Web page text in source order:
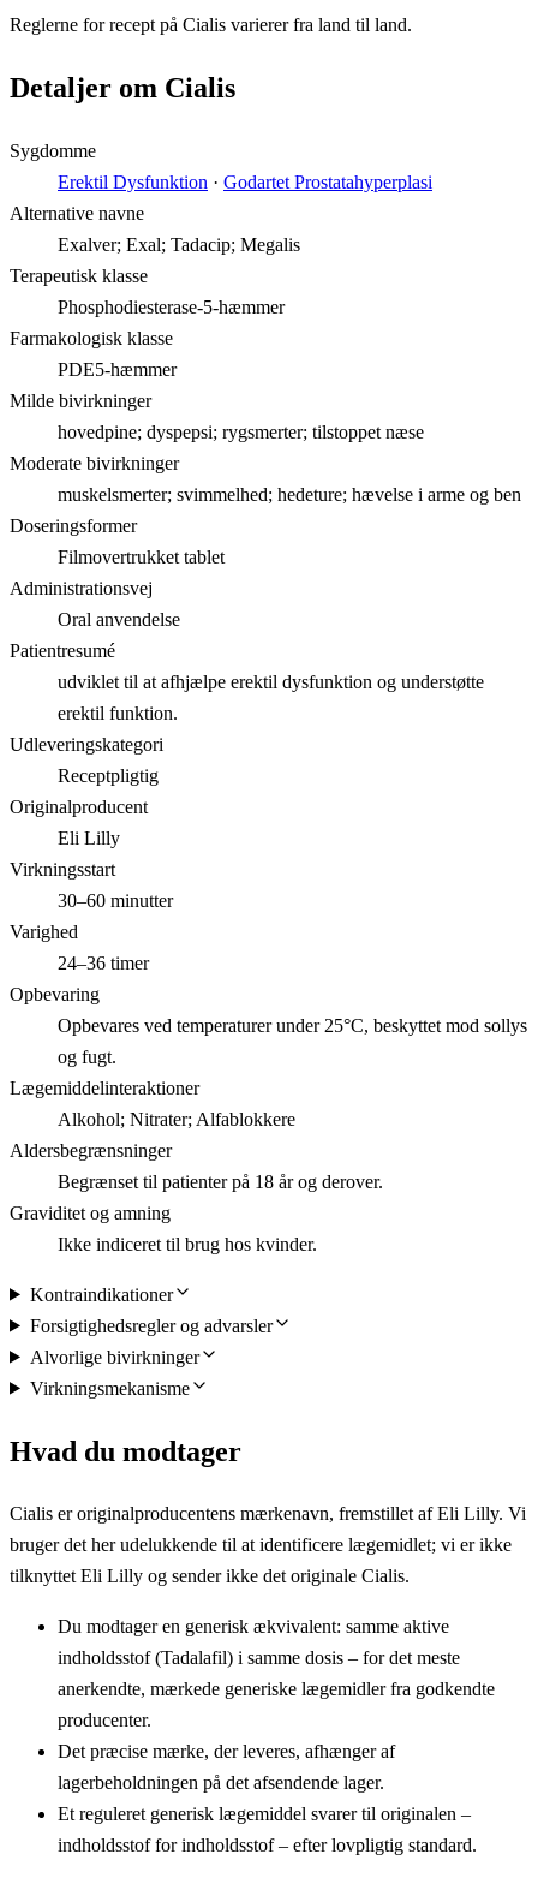
Reglerne for recept på Cialis varierer fra land til land.
Detaljer om Cialis
Sygdomme
Erektil Dysfunktion · Godartet Prostatahyperplasi
Alternative navne
Exalver; Exal; Tadacip; Megalis
Terapeutisk klasse
Phosphodiesterase-5-hæmmer
Farmakologisk klasse
PDE5-hæmmer
Milde bivirkninger
hovedpine; dyspepsi; rygsmerter; tilstoppet næse
Moderate bivirkninger
muskelsmerter; svimmelhed; hedeture; hævelse i arme og ben
Doseringsformer
Filmovertrukket tablet
Administrationsvej
Oral anvendelse
Patientresumé
udviklet til at afhjælpe erektil dysfunktion og understøtte
erektil funktion.
Udleveringskategori
Receptpligtig
Originalproducent
Eli Lilly
Virkningsstart
30–60 minutter
Varighed
24–36 timer
Opbevaring
Opbevares ved temperaturer under 25°C, beskyttet mod sollys
og fugt.
Lægemiddelinteraktioner
Alkohol; Nitrater; Alfablokkere
Aldersbegrænsninger
Begrænset til patienter på 18 år og derover.
Graviditet og amning
Ikke indiceret til brug hos kvinder.
Kontraindikationer
Forsigtighedsregler og advarsler
Alvorlige bivirkninger
Virkningsmekanisme
Hvad du modtager
Cialis er originalproducentens mærkenavn, fremstillet af Eli Lilly. Vi
bruger det her udelukkende til at identificere lægemidlet; vi er ikke
tilknyttet Eli Lilly og sender ikke det originale Cialis.
Du modtager en generisk ækvivalent: samme aktive
indholdsstof (Tadalafil) i samme dosis – for det meste
anerkendte, mærkede generiske lægemidler fra godkendte
producenter.
Det præcise mærke, der leveres, afhænger af
lagerbeholdningen på det afsendende lager.
Et reguleret generisk lægemiddel svarer til originalen –
indholdsstof for indholdsstof – efter lovpligtig standard.